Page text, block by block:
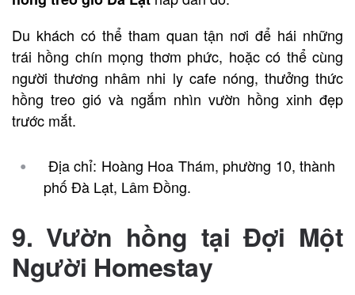
Du khách có thể tham quan tận nơi để hái những
trái hồng chín mọng thơm phức, hoặc có thể cùng
người thương nhâm nhi ly cafe nóng, thưởng thức
hồng treo gió và ngắm nhìn vườn hồng xinh đẹp
trước mắt.
Địa chỉ: Hoàng Hoa Thám, phường 10, thành
phố Đà Lạt, Lâm Đồng.
9. Vườn hồng tại Đợi Một
Người Homestay